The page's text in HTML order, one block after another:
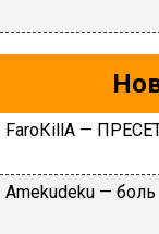
FаrоКillА —
Аmеkudеku — бoль